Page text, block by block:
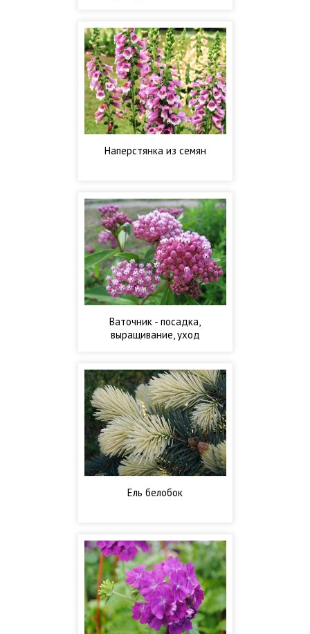
Наперстянка из семян
Ваточник - посадка,
выращивание, уход
Ель белобок